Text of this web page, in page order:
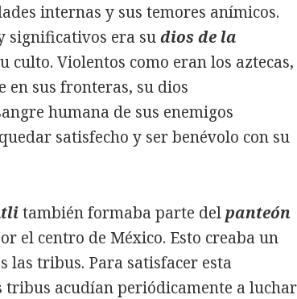
internas y sus temores anímicos.
significativos era sudios de la
culto. Violentos como eran los aztecas,
sus fronteras, su dios
humana de sus enemigos
satisfecho y ser benévolo con su
también formaba parte delpanteón
el centro de México. Esto creaba un
las tribus. Para satisfacer esta
tribus acudían periódicamente a luchar